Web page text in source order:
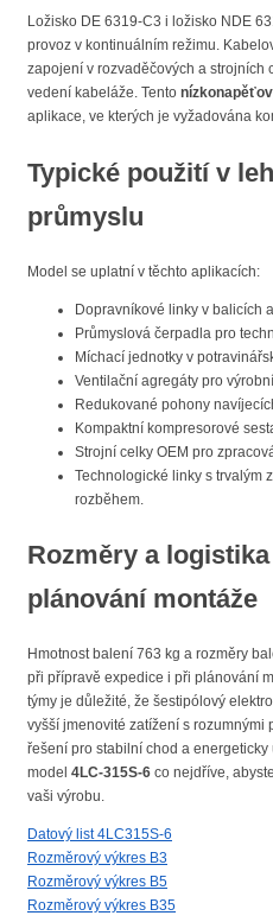
Ložisko DE 6319-C3 i ložisko NDE
provoz v kontinuálním režimu.
zapojení v rozvaděčových a strojních
vedení kabeláže. Tento
aplikace, ve kterých je vyžadována
Typické použití v
průmyslu
Model se uplatní v těchto aplikacích:
Dopravníkové linky v balicích
Průmyslová čerpadla pro
Míchací jednotky v
Ventilační agregáty pro
Redukované pohony
Kompaktní kompresorové
Strojní celky OEM pro
Technologické linky s trvalým
rozběhem.
Rozměry a
plánování montáže
Hmotnost balení 763 kg a rozměry
při přípravě expedice i při plánování
týmy je důležité, že šestipólový
vyšší jmenovité zatížení s rozumnými
řešení pro stabilní chod a
model 4LC-315S-6 co nejdříve,
vaši výrobu.
Datový list 4LC315S-6
Rozměrový výkres B3
Rozměrový výkres B5
Rozměrový výkres B35